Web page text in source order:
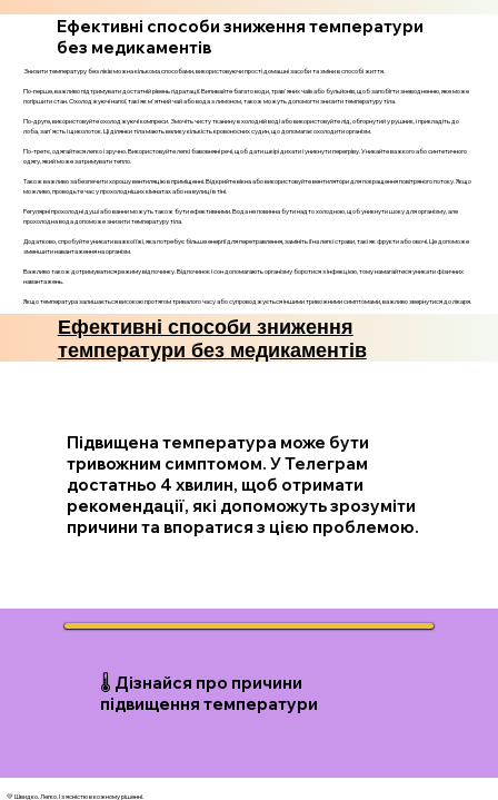
Ефективні способи зниження температури
без медикаментів
Знизити температуру без ліків можна кількома способами, використовуючи прості домашні засоби та зміни в способі життя.
По-перше, важливо підтримувати достатній рівень гідратації. Випивайте багато води, трав'яних чаїв або бульйонів, щоб запобігти зневодненню, яке може
погіршити стан. Охолоджуючі напої, такі як м'ятний чай або вода з лимоном, також можуть допомогти знизити температуру тіла.
По-друге, використовуйте охолоджуючі компреси. Змочіть чисту тканину в холодній воді або використовуйте лід, обгорнутий у рушник, і прикладіть до
лоба, зап'ясть і щиколоток. Ці ділянки тіла мають велику кількість кровоносних судин, що допомагає охолодити організм.
По-третє, одягайтеся легко і зручно. Використовуйте легкі бавовняні речі, щоб дати шкірі дихати і уникнути перегріву. Уникайте важкого або синтетичного
одягу, який може затримувати тепло.
Також важливо забезпечити хорошу вентиляцію в приміщенні. Відкрийте вікна або використовуйте вентилятори для покращення повітряного потоку. Якщо
можливо, проводьте час у прохолодніших кімнатах або на вулиці в тіні.
Регулярні прохолодні душі або ванни можуть також бути ефективними. Вода не повинна бути надто холодною, щоб уникнути шоку для організму, але
прохолодна вода допоможе знизити температуру тіла.
Додатково, спробуйте уникати важкої їжі, яка потребує більше енергії для перетравлення, замініть її на легкі страви, такі як фрукти або овочі. Це допоможе
зменшити навантаження на організм.
Важливо також дотримуватися режиму відпочинку. Відпочинок і сон допомагають організму боротися з інфекцією, тому намагайтеся уникати фізичних
навантажень.
Якщо температура залишається високою протягом тривалого часу або супроводжується іншими тривожними симптомами, важливо звернутися до лікаря.
Ефективні способи зниження
температури без медикаментів
Підвищена температура може бути
тривожним симптомом. У Телеграм
достатньо 4 хвилин, щоб отримати
рекомендації, які допоможуть зрозуміти
причини та впоратися з цією проблемою.
🌡️ Дізнайся про причини
підвищення температури
💛 Швидко. Легко. І з ясністю в кожному рішенні.